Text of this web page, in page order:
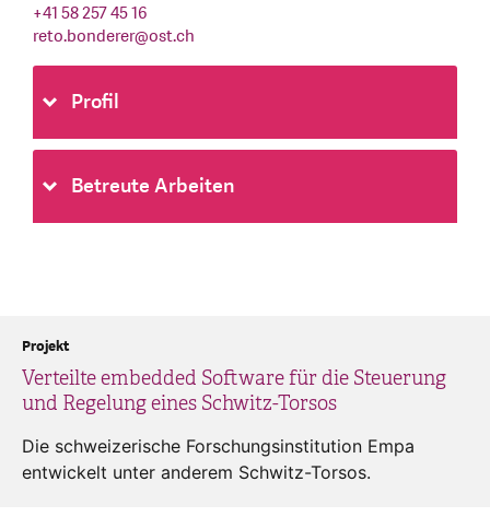
+41 58 257 45 16
reto.bonderer@ost.ch
Profil
Betreute Arbeiten
Verteilte embedded Software für die Steuerung
und Regelung eines Schwitz-Torsos
Projekt
Die schweizerische Forschungsinstitution Empa
entwickelt unter anderem Schwitz-Torsos.